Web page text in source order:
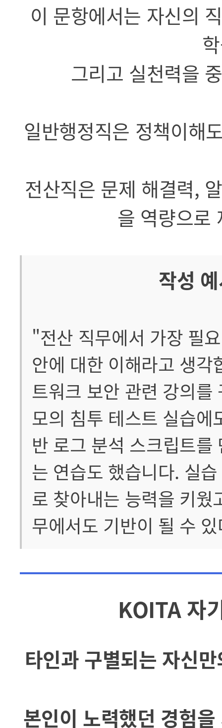
이 문항에서는 자신의
그리고 실천력을
일반행정직은 정책이해
전산직은 문제 해결력,
을 역량으로
작성
"전산 직무에서 가장 필
안에 대한 이해라고 생
트워크 보안 관련 강의
모의 침투 테스트 실습
반 로그 분석 스크립트
는 연습도 했습니다. 실
로 찾아내는 능력을 키
무에서도 기반이 될 수
KOITA 자
타인과 구별되는 자신
본인이 노력했던 경험